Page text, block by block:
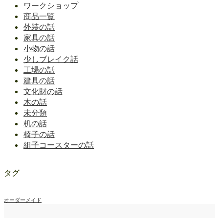
ワークショップ
商品一覧
外装の話
家具の話
小物の話
少しブレイク話
工場の話
建具の話
文化財の話
木の話
未分類
机の話
椅子の話
組子コースターの話
タグ
オーダーメイド